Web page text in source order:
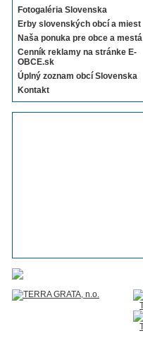
Fotogaléria Slovenska
Erby slovenských obcí a miest
Naša ponuka pre obce a mestá
Cenník reklamy na stránke E-
OBCE.sk
Úplný zoznam obcí Slovenska
Kontakt